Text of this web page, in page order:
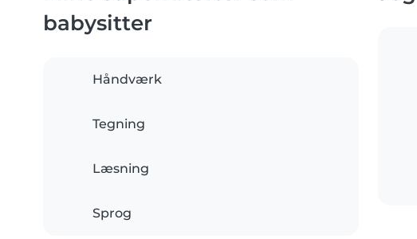
babysitter
Håndværk
Tegning
Læsning
Sprog